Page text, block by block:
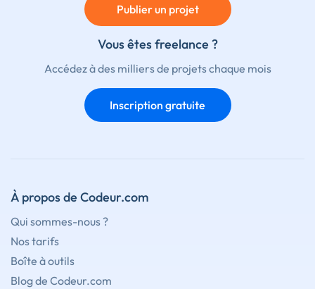
Publier un projet
Vous êtes freelance ?
Accédez à des milliers de projets chaque mois
Inscription gratuite
À propos de Codeur.com
Qui sommes-nous ?
Nos tarifs
Boîte à outils
Blog de Codeur.com